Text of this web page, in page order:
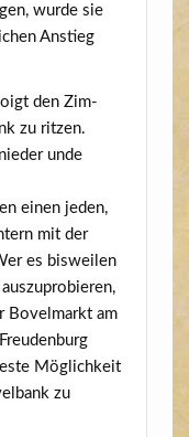
wur­de sie
Anstieg
den Zim­
zu rit­zen.
unde
einen jeden,
mit der
es bis­wei­len
Bovel­markt am
Mög­lich­keit
zu